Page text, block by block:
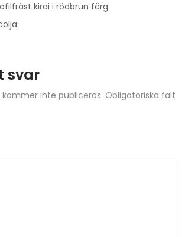
kirai i rödbrun färg
svar
inte publiceras. Obligatoriska fält